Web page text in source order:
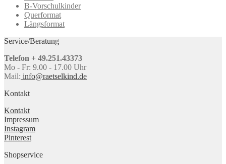
B-Vorschulkinder
Querformat
Längsformat
Service/Beratung
Telefon + 49.251.43373
Mo - Fr: 9.00 - 17.00 Uhr
Mail: info@raetselkind.de
Kontakt
Kontakt
Impressum
Instagram
Pinterest
Shopservice